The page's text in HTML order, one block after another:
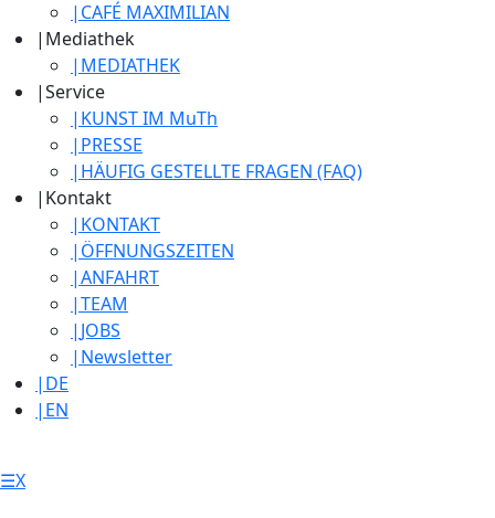
| CAFÉ MAXIMILIAN
| Mediathek
| MEDIATHEK
|Service
| KUNST IM MuTh
| PRESSE
| HÄUFIG GESTELLTE FRAGEN (FAQ)
| Kontakt
| KONTAKT
| ÖFFNUNGSZEITEN
|ANFAHRT
|TEAM
| JOBS
| Newsletter
| DE
| EN
☰X